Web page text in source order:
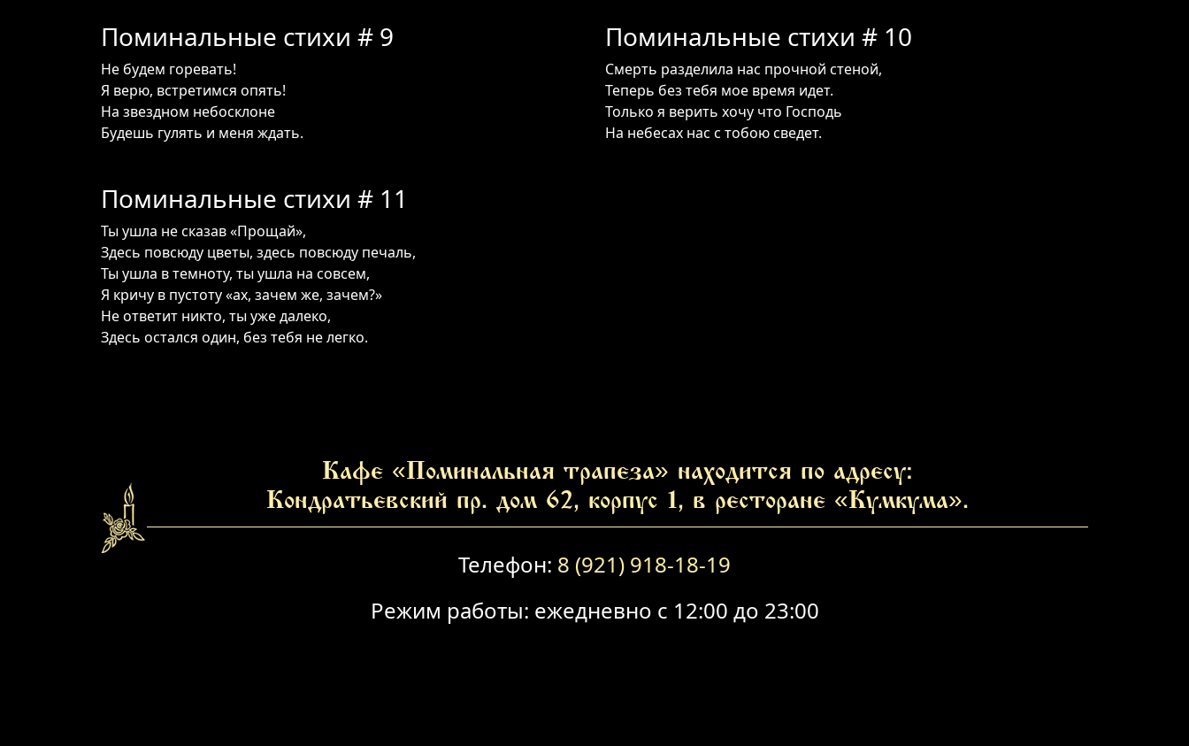
Поминальные стихи # 9
Не будем горевать!
Я верю, встретимся опять!
На звездном небосклоне
Будешь гулять и меня ждать.
Поминальные стихи # 10
Смерть разделила нас прочной стеной,
Теперь без тебя мое время идет.
Только я верить хочу что Господь
На небесах нас с тобою сведет.
Поминальные стихи # 11
Ты ушла не сказав «Прощай»,
Здесь повсюду цветы, здесь повсюду печаль,
Ты ушла в темноту, ты ушла на совсем,
Я кричу в пустоту «ах, зачем же, зачем?»
Не ответит никто, ты уже далеко,
Здесь остался один, без тебя не легко.
Кафе «Поминальная трапеза» находится по адресу:
Кондратьевский пр. дом 62, корпус 1, в ресторане «Кумкума».
Телефон: 8 (921) 918-18-19
Режим работы: ежедневно с 12:00 до 23:00